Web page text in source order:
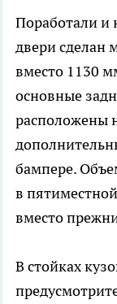
Поработали и
двери
вместо 1130
основные
расположены
бампере.
в
вместо
В стойках